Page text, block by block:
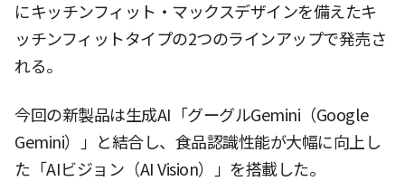
にキッチンフィット・マックスデザインを備えたキ
ッチンフィットタイプの2つのラインアップで発売さ
れる。
今回の新製品は生成AI「グーグルGemini（Google
Gemini）」と結合し、食品認識性能が大幅に向上し
た「AIビジョン（AI Vision）」を搭載した。